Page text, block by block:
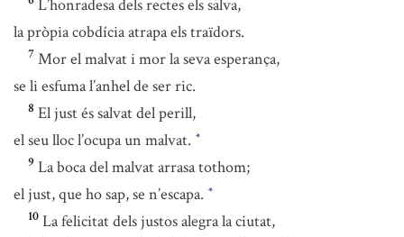
L’honradesa dels rectes els salva,
la pròpia cobdícia atrapa els traïdors.
7 Mor el malvat i mor la seva esperança,
se li esfuma l’anhel de ser ric.
8 El just és salvat del perill,
el seu lloc l’ocupa un malvat. *
9 La boca del malvat arrasa tothom;
el just, que ho sap, se n’escapa. *
10 La felicitat dels justos alegra la ciutat,